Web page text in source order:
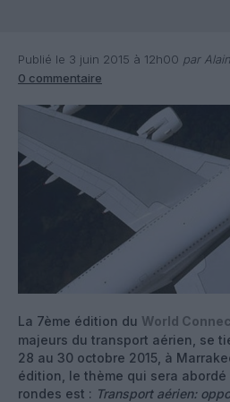
Publié le 3 juin 2015 à 12h00 par
0 commentaire
La 7ème édition du World
majeurs du transport aérien, se
28 au 30 octobre 2015, à
édition, le thème qui sera
rondes est : Transport aérien: